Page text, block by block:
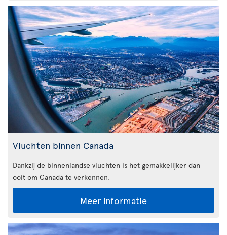
Vluchten binnen Canada
Dankzij de binnenlandse vluchten is het gemakkelijker dan
ooit om Canada te verkennen.
Meer informatie